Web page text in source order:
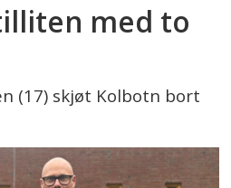
med to
(17) skjøt Kolbotn bort